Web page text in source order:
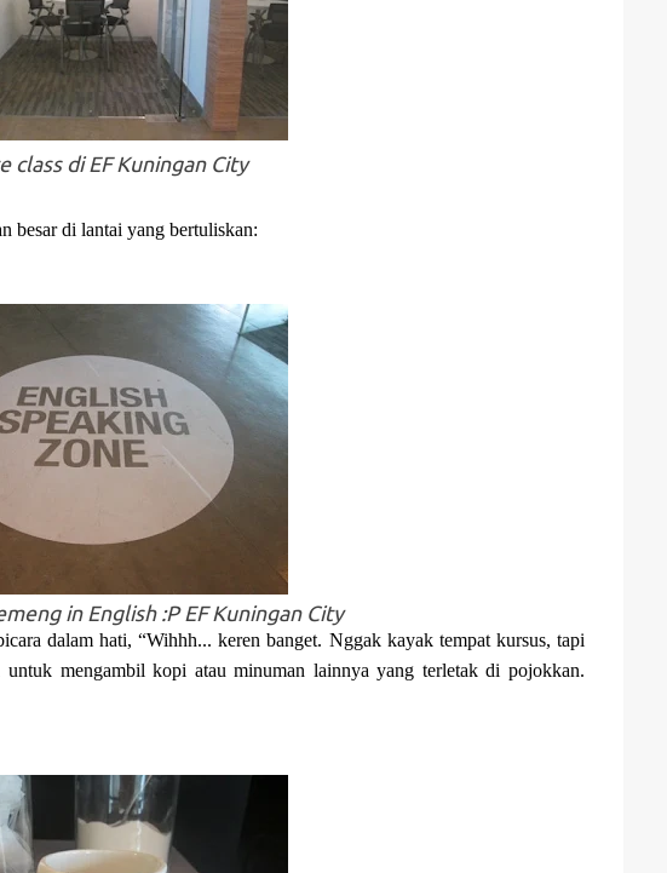
class di EF Kuningan City
besar di lantai yang bertuliskan:
in English:P EF Kuningan City
dalam hati, “Wihhh... keren banget. Nggak kayak tempat kursus, tapi
untuk mengambil kopi atau minuman lainnya yang terletak di pojokkan.